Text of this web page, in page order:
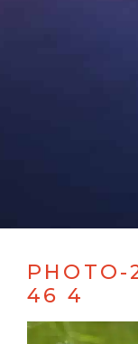
PHOTO-
46 4